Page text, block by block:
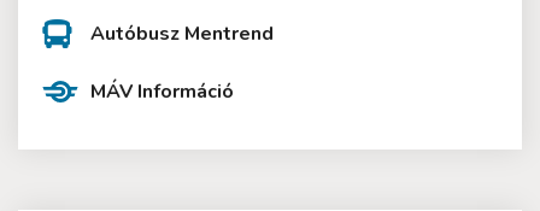
Autóbusz Mentrend
MÁV Információ